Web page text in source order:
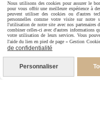

-Pour
-
06
Nous utilisons des cookies pour assurer le
pour vous offrir une meilleure expérience à
peuvent utiliser des cookies ou d'autres
personnelles comme votre visite sur notre
l'utilisation de notre site avec nos partenaires
combiner celles-ci avec d'autres informations
votre utilisation de leurs services. Vous
l'aide du lien en pied de page « Gestion
de confidentialité
Personnaliser